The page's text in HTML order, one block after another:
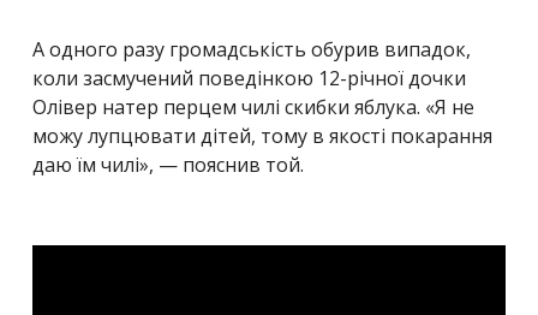
А одного разу громадськість обурив випадок,
коли засмучений поведінкою 12-річної дочки
Олівер натер перцем чилі скибки яблука. «Я не
можу лупцювати дітей, тому в якості покарання
даю їм чилі», — пояснив той.